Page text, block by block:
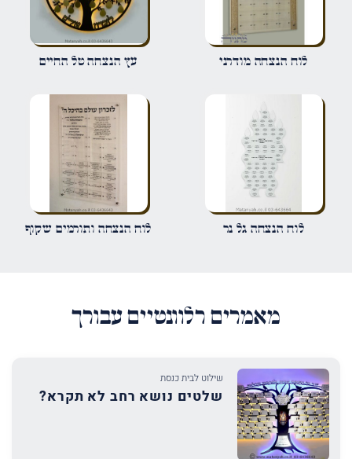
שם*
שמור בדפדפן זה את השם, האימייל והאתר שלי לפעם הבאה שאגיב.
לוח הנצחה מודרני עץ הנצחה טל החיים
לוח הנצחה גל נר לוח הנצחה ותורמים שקוף
מאמרים רלוונטיים עבורך
שילוט לבית כנסת
שלטים נושא רחב לא תקרא?